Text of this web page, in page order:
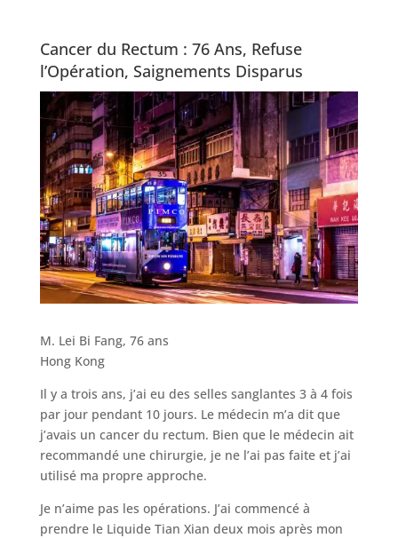
Cancer du Rectum : 76 Ans, Refuse
l’Opération, Saignements Disparus
M. Lei Bi Fang, 76 ans
Hong Kong
Il y a trois ans, j’ai eu des selles sanglantes 3 à 4 fois
par jour pendant 10 jours. Le médecin m’a dit que
j’avais un cancer du rectum. Bien que le médecin ait
recommandé une chirurgie, je ne l’ai pas faite et j’ai
utilisé ma propre approche.
Je n’aime pas les opérations. J’ai commencé à
prendre le Liquide Tian Xian deux mois après mon